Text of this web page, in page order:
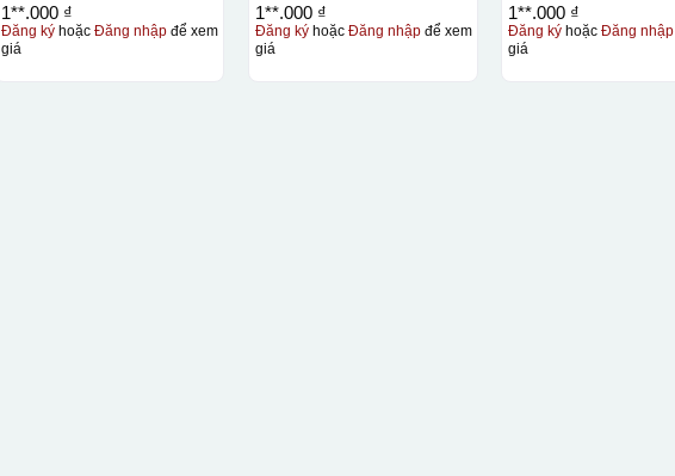
1**.000 ₫
Đăng ký hoặcĐăng nhập để xem
giá
1**.000 ₫
Đăng kýhoặc Đăng nhậpđể xem
giá
1**.000 ₫
Đăng ký hoặcĐăng nhập
giá